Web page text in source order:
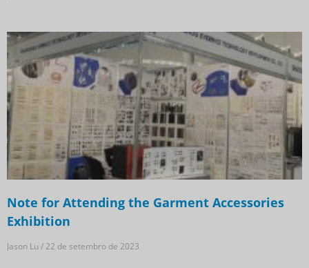
Note for Attending the Garment Accessories
Exhibition
Jason Lu 22 de setembro de 2023